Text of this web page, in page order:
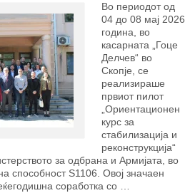
Во периодот од
04 до 08 мај 2026
година, во
касарната „Гоце
Делчев“ во
Скопје, се
реализираше
првиот пилот
„Ориентационен
курс за
стабилизација и
реконструкција“
за одбрана и Армијата, во
способност S1106. Овој значаен
соработка со …